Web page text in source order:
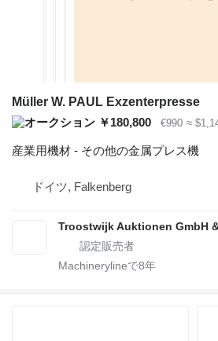
Müller W. PAUL Exzenterpresse
￥180,800
€990 ≈
産業用機材 - その他の金属プレス機
ドイツ, Falkenberg
Troostwijk Auktionen GmbH
Machinerylineで8年